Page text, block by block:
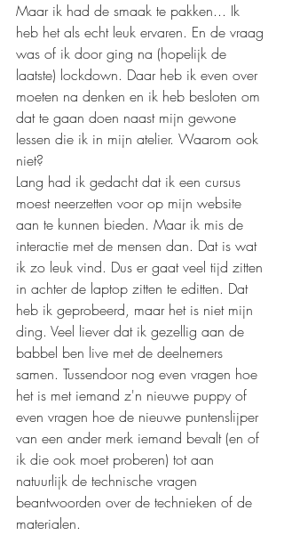
Maar ik had de smaak te pakken... Ik
heb het als echt leuk ervaren. En de vraag
was of ik door ging na (hopelijk de
laatste) lockdown. Daar heb ik even over
moeten na denken en ik heb besloten om
dat te gaan doen naast mijn gewone
lessen die ik in mijn atelier. Waarom ook
niet?
Lang had ik gedacht dat ik een cursus
moest neerzetten voor op mijn website
aan te kunnen bieden. Maar ik mis de
interactie met de mensen dan. Dat is wat
ik zo leuk vind. Dus er gaat veel tijd zitten
in achter de laptop zitten te editten. Dat
heb ik geprobeerd, maar het is niet mijn
ding. Veel liever dat ik gezellig aan de
babbel ben live met de deelnemers
samen. Tussendoor nog even vragen hoe
het is met iemand z'n nieuwe puppy of
even vragen hoe de nieuwe puntenslijper
van een ander merk iemand bevalt (en of
ik die ook moet proberen) tot aan
natuurlijk de technische vragen
beantwoorden over de technieken of de
materialen.